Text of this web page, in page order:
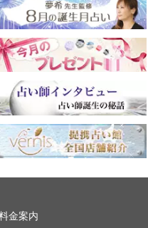
金案内